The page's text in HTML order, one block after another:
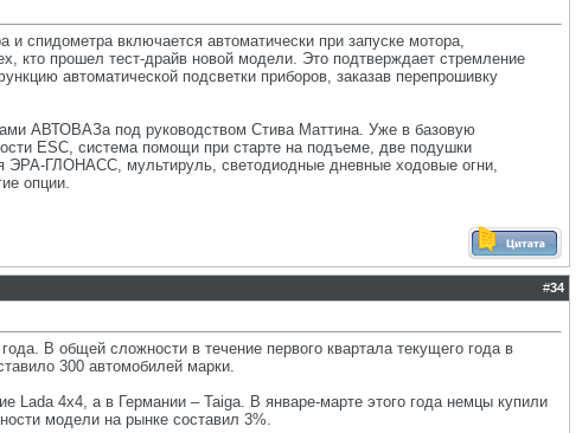
и спидометра включается автоматически при запуске мотора,
кто прошел тест-драйв новой модели. Это подтверждает стремление
автоматической подсветки приборов, заказав перепрошивку
АВТОВАЗа под руководством Стива Маттина. Уже в базовую
ESC, система помощи при старте на подъеме, две подушки
ЭРА-ГЛОНАСС, мультируль, светодиодные дневные ходовые огни,
опции.
#34
В общей сложности в течение первого квартала текущего года в
300 автомобилей марки.
Lada 4x4, а в Германии – Taiga. В январе-марте этого года немцы купили
модели на рынке составил 3%.